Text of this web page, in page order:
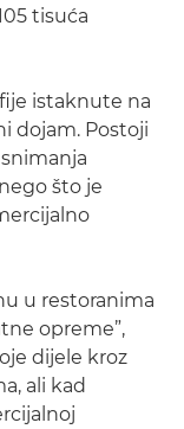
tisuća
istaknute na
dojam. Postoji
što je
u restoranima
opreme”,
dijele kroz
ali kad